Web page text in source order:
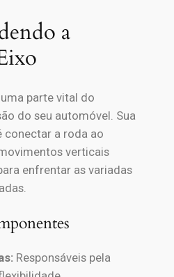
a
parte vital do
do seu automóvel. Sua
a roda ao
verticais
enfrentar as variadas
Responsáveis pela